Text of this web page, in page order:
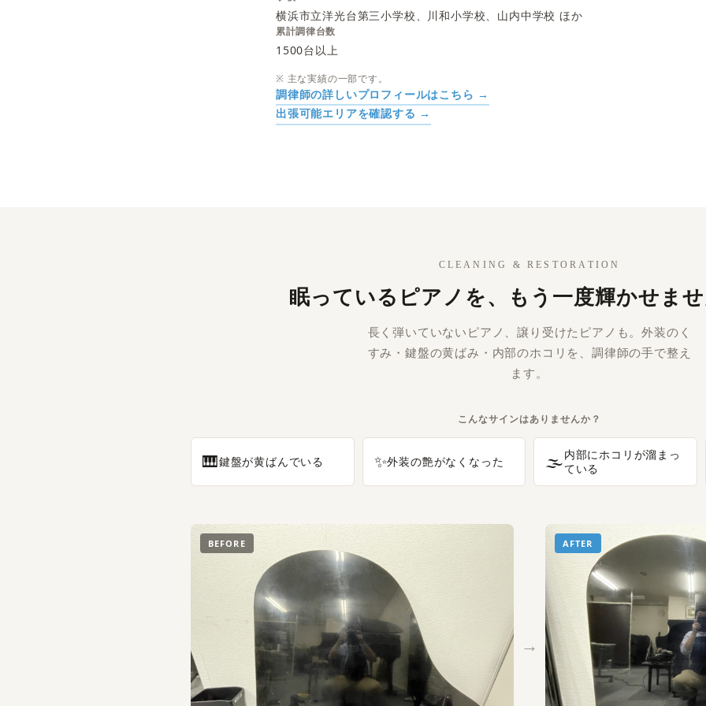
横浜市立洋光台第三小学校、川和小学校、山内中学校 ほか
累計調律台数
1500台以上
※ 主な実績の一部です。
調律師の詳しいプロフィールはこちら →
出張可能エリアを確認する →
CLEANING & RESTORATION
眠っているピアノを、もう一度輝かせま
長く弾いていないピアノ、譲り受けたピアノも。外装のく
すみ・鍵盤の黄ばみ・内部のホコリを、調律師の手で整え
ます。
こんなサインはありませんか？
🎹鍵盤が黄ばんでいる ✨外装の艶がなくなった 🌫️内部にホコリが溜まっ
ている
BEFORE
→
AFTER